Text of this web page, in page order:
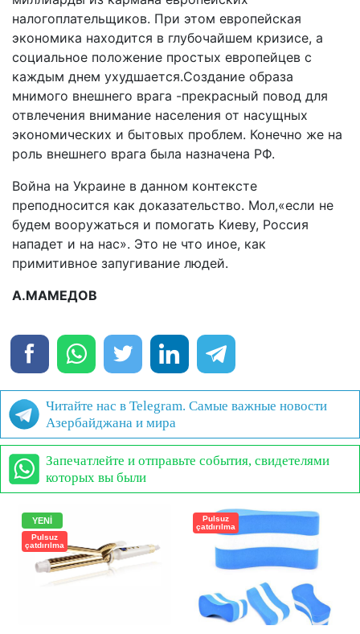
налогоплательщиков. При этом европейская
экономика находится в глубочайшем кризисе, а
социальное положение простых европейцев с
каждым днем ухудшается.Создание образа
мнимого внешнего врага -прекрасный повод для
отвлечения внимание населения от насущных
экономических и бытовых проблем. Конечно же на
роль внешнего врага была назначена РФ.
Война на Украине в данном контексте
преподносится как доказательство. Мол,«если не
будем вооружаться и помогать Киеву, Россия
нападет и на нас». Это не что иное, как
примитивное запугивание людей.
А.МАМЕДОВ
Читайте нас в Telegram. Самые важные новости
Азербайджана и мира
Запечатлейте и отправьте события, свидетелями
которых вы были